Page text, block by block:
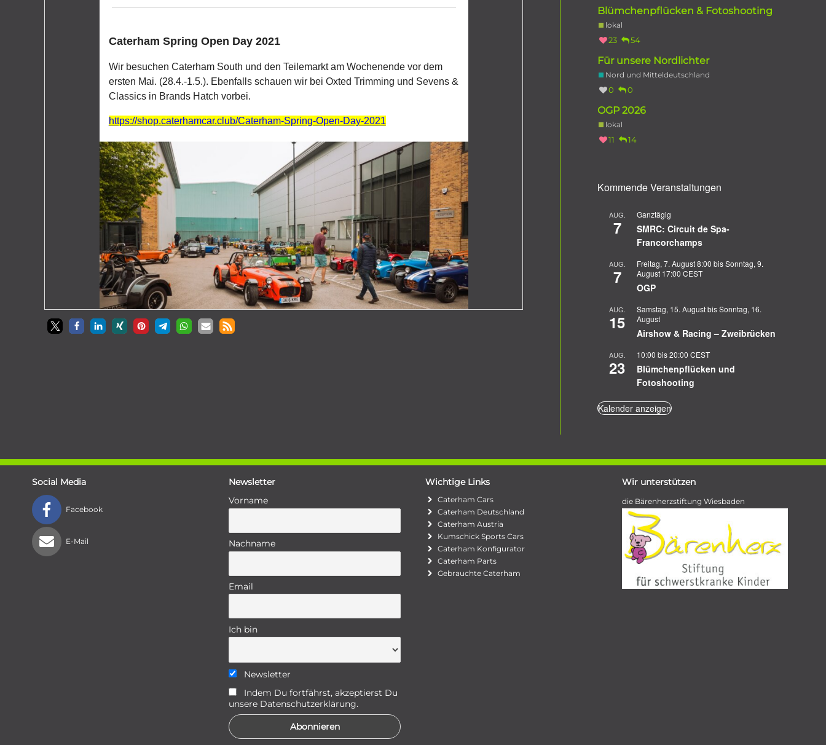
Blümchenpflücken & Fotoshooting
lokal
23 54
Für unsere Nordlichter
Nord und Mitteldeutschland
0 0
OGP 2026
lokal
11 14
Kommende Veranstaltungen
AUG.
7
Ganztägig
SMRC: Circuit de Spa-
Francorchamps
AUG.
7
Freitag, 7. August 8:00 bisSonntag, 9.
August 17:00 CEST
OGP
AUG.
15
Samstag, 15. AugustbisSonntag, 16.
August
Airshow & Racing – Zweibrücken
AUG.
23
10:00 bis20:00 CEST
Blümchenpflücken und
Fotoshooting
Kalender anzeigen
Social Media
Facebook
E-Mail
Newsletter
Vorname
Nachname
Email
Ich bin
Newsletter
Indem Du fortfährst, akzeptierst Du
unsere Datenschutzerklärung.
Wichtige Links
Caterham Cars
Caterham Deutschland
Caterham Austria
Kumschick Sports Cars
Caterham Konfigurator
Caterham Parts
Gebrauchte Caterham
Wir unterstützen
die Bärenherzstiftung Wiesbaden